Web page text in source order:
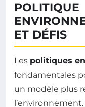
POLITIQUE
ET DÉFIS
Les politiques
fondamentales
un modèle plus